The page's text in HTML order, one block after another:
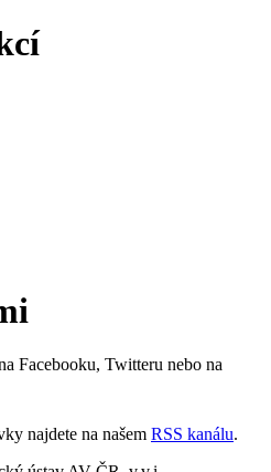
Facebooku, Twitteru nebo na
najdete na našem RSS kanálu.